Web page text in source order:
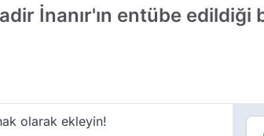
İnanır'ın entübe edildiği
olarak ekleyin!